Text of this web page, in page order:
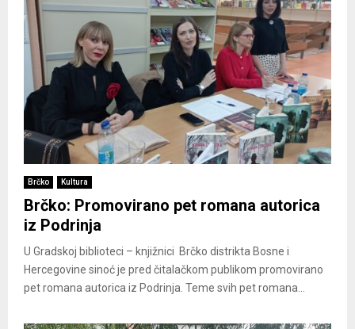
Brčko Kultura
Brčko: Promovirano pet romana autorica
iz Podrinja
U Gradskoj biblioteci – knjižnici Brčko distrikta Bosne i
Hercegovine sinoć je pred čitalačkom publikom promovirano
pet romana autorica iz Podrinja. Teme svih pet romana...